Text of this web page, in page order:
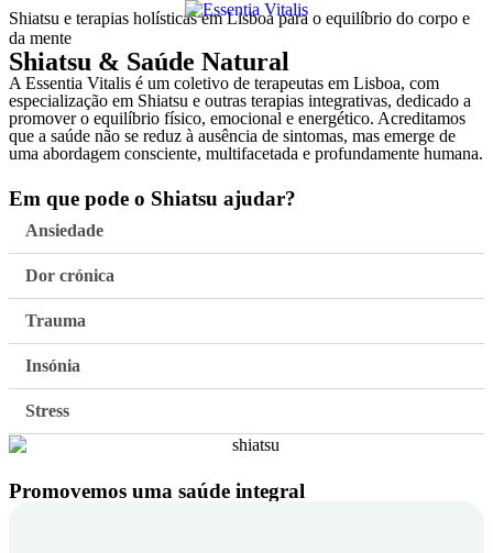
Shiatsu e terapias holísticas em Lisboa para o equilíbrio do corpo e
da mente
Shiatsu & Saúde Natural
A Essentia Vitalis é um coletivo de terapeutas em Lisboa, com
especialização em Shiatsu e outras terapias integrativas, dedicado a
promover o equilíbrio físico, emocional e energético. Acreditamos
que a saúde não se reduz à ausência de sintomas, mas emerge de
uma abordagem consciente, multifacetada e profundamente humana.
Em que pode o Shiatsu ajudar?
Ansiedade
Dor crónica
Trauma
Insónia
Stress
Promovemos uma saúde integral